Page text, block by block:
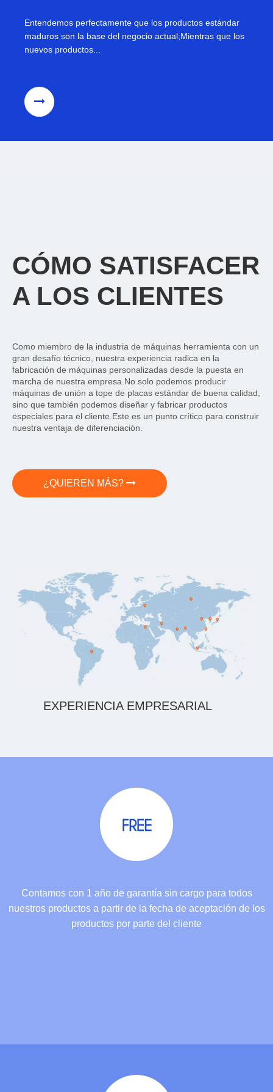
Entendemos perfectamente que los productos estándar
maduros son la base del negocio actual;Mientras que los
nuevos productos...
CÓMO SATISFACER
A LOS CLIENTES
Como miembro de la industria de máquinas herramienta con un
gran desafío técnico, nuestra experiencia radica en la
fabricación de máquinas personalizadas desde la puesta en
marcha de nuestra empresa.No solo podemos producir
máquinas de unión a tope de placas estándar de buena calidad,
sino que también podemos diseñar y fabricar productos
especiales para el cliente.Este es un punto crítico para construir
nuestra ventaja de diferenciación.
¿QUIEREN MÁS?
EXPERIENCIA EMPRESARIAL
Contamos con 1 año de garantía sin cargo para todos
nuestros productos a partir de la fecha de aceptación de los
productos por parte del cliente